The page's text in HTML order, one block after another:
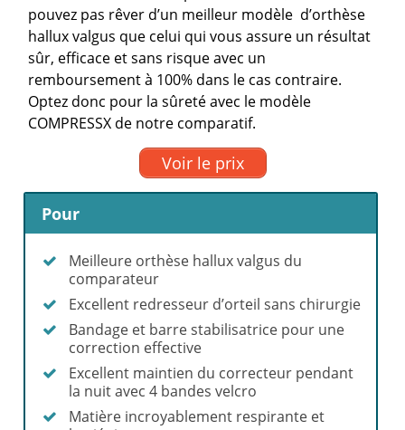
pouvez pas rêver d’un meilleur modèle d’orthèse
hallux valgus que celui qui vous assure un résultat
sûr, efficace et sans risque avec un
remboursement à 100% dans le cas contraire.
Optez donc pour la sûreté avec le modèle
COMPRESSX de notre comparatif.
Voir le prix
Pour
Meilleure orthèse hallux valgus du
comparateur
Excellent redresseur d’orteil sans chirurgie
Bandage et barre stabilisatrice pour une
correction effective
Excellent maintien du correcteur pendant
la nuit avec 4 bandes velcro
Matière incroyablement respirante et